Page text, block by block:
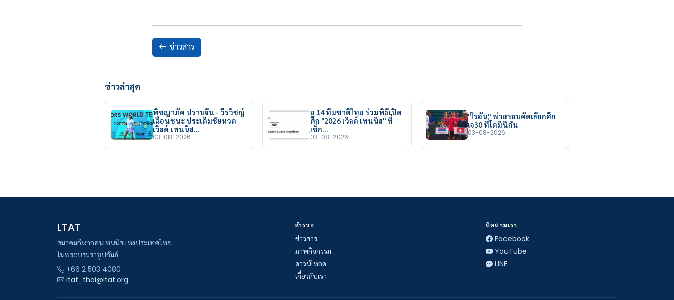
ข่าวสาร
ข่าวล่าสุด
พิชญาภัค ปราบจีน - วีรวิชญ์
เฉือนชนะ ประเดิมชัยหวด
เวิลด์ เทนนิส…
03-08-2026
ยู 14 ทีมชาติไทย ร่วมพิธีเปิด
ศึก "2026 เวิลด์ เทนนิส" ที่
เช็ก…
03-08-2026
"ไรอัน" พ่ายรอบคัดเลือกศึก
เจ30 ที่โดมินิกัน
03-08-2026
LTAT
สมาคมกีฬาลอนเทนนิสแห่งประเทศไทย
ในพระบรมราชูปถัมภ์
+66 2 503 4080
ltat_thai@ltat.org
สำรวจ
ข่าวสาร
ภาพกิจกรรม
ดาวน์โหลด
เกี่ยวกับเรา
ติดตามเรา
Facebook
YouTube
LINE